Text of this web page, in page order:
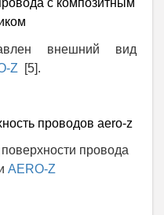
с композитным
внешний вид
Z [5].
провода
АERO-Z